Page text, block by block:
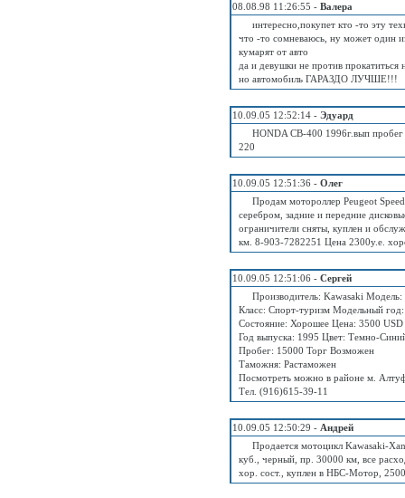
08.08.98 11:26:55 - Валера
интересно,покупет кто -то эту
что -то сомневаюсь, ну может один
кумарят от авто
да и девушки не против
но автомобиль ГАРАЗДО ЛУЧШЕ!!!
10.09.05 12:52:14 - Эдуард
HONDA CB-400 1996г.вып пробег
220
10.09.05 12:51:36 - Олег
Продам мотороллер Peugeot
серебром, задние и передние
ограничители сняты, куплен и
км. 8-903-7282251 Цена 2300у.е.
10.09.05 12:51:06 - Сергей
Производитель: Kawasaki
Класс: Спорт-туризм Модельный
Состояние: Хорошее Цена: 3500 USD
Год выпуска: 1995 Цвет: Темно-
Пробег: 15000 Торг Возможен
Таможня: Растаможен
Посмотреть можно в районе м.
Тел. (916)615-39-11
10.09.05 12:50:29 - Андрей
Продается мотоцикл Kawasaki-
куб., черный, пр. 30000 км, все
хор. сост., куплен в НБС-Мотор,